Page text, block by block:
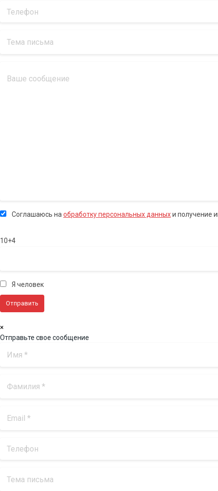
Соглашаюсь наобработку персональных данныхи получение
10+4
Я человек
×
Отправьте свое сообщение